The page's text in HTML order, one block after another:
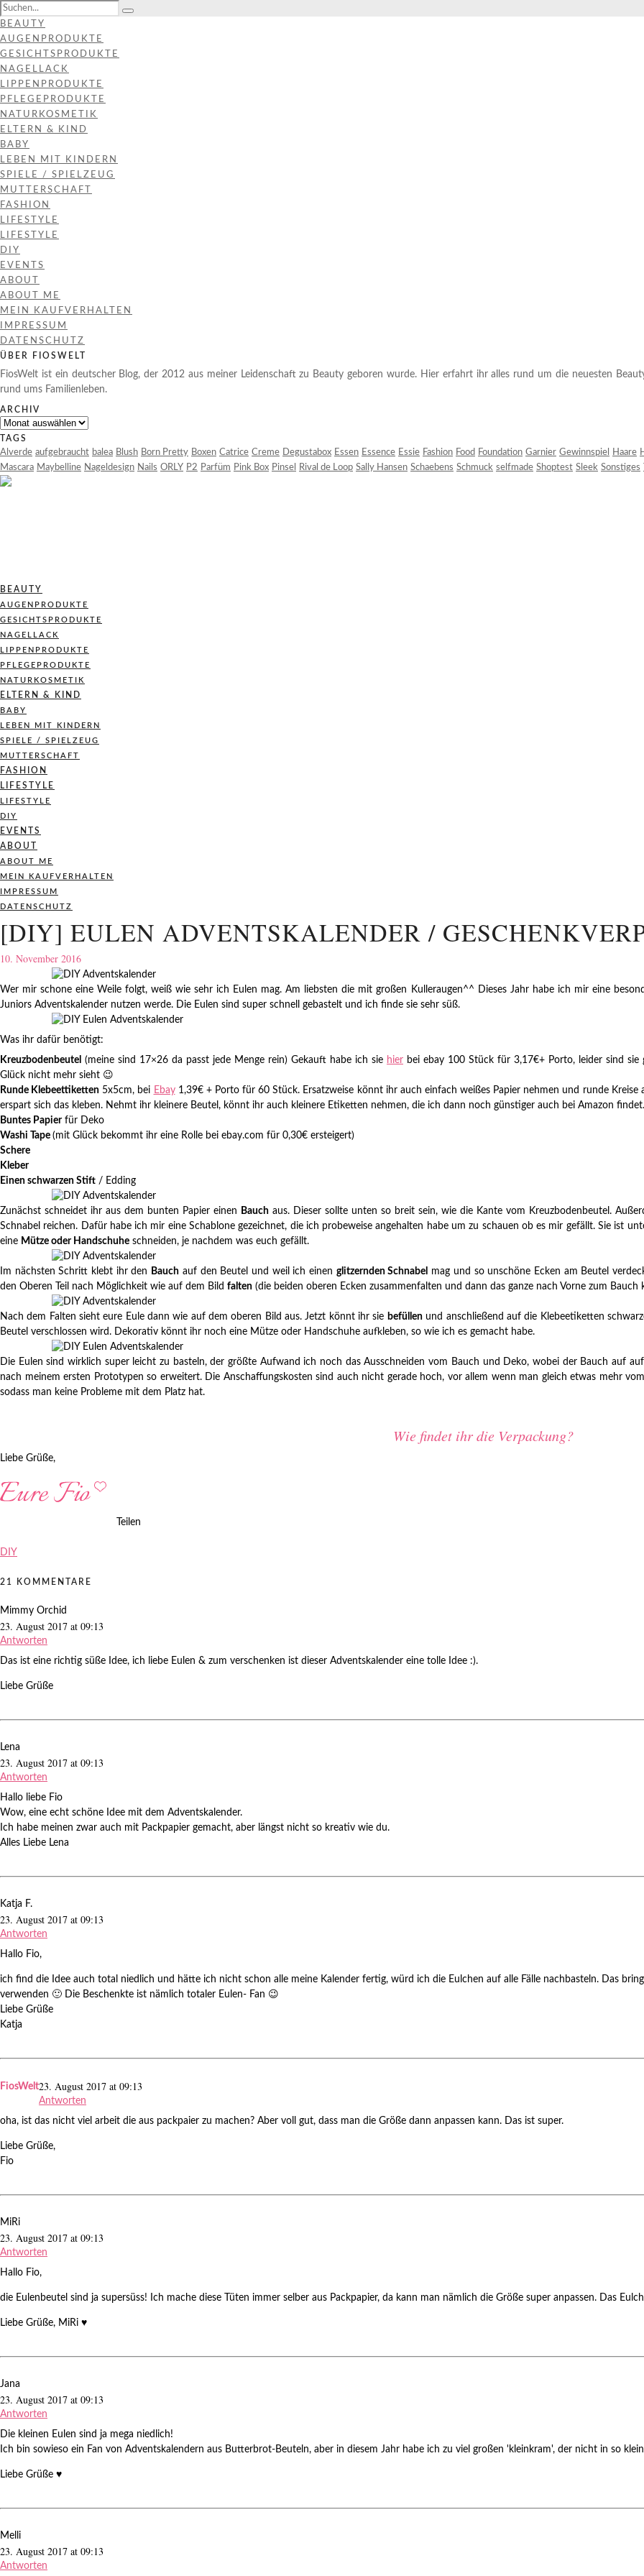
BEAUTY
AUGENPRODUKTE
GESICHTSPRODUKTE
NAGELLACK
LIPPENPRODUKTE
PFLEGEPRODUKTE
NATURKOSMETIK
ELTERN & KIND
BABY
LEBEN MIT KINDERN
SPIELE / SPIELZEUG
MUTTERSCHAFT
FASHION
LIFESTYLE
LIFESTYLE
DIY
EVENTS
ABOUT
ABOUT ME
MEIN KAUFVERHALTEN
IMPRESSUM
DATENSCHUTZ
ÜBER FIOSWELT
FiosWelt ist ein deutscher Blog, der 2012 aus meiner Leidenschaft zu Beauty geboren wurde. Hier erfahrt ihr alles rund um die neuesten
rund ums Familienleben.
ARCHIV
Archiv
TAGS
Alverde aufgebraucht balea Blush Born Pretty Boxen Catrice Creme Degustabox Essen Essence Essie Fashion Food Foundation Garnier Gewinnspiel Haare
Mascara Maybelline Nageldesign Nails ORLY P2 Parfüm Pink Box Pinsel Rival de Loop Sally Hansen Schaebens Schmuck selfmade Shoptest Sleek Sonstiges
BEAUTY
AUGENPRODUKTE
GESICHTSPRODUKTE
NAGELLACK
LIPPENPRODUKTE
PFLEGEPRODUKTE
NATURKOSMETIK
ELTERN & KIND
BABY
LEBEN MIT KINDERN
SPIELE / SPIELZEUG
MUTTERSCHAFT
FASHION
LIFESTYLE
LIFESTYLE
DIY
EVENTS
ABOUT
ABOUT ME
MEIN KAUFVERHALTEN
IMPRESSUM
DATENSCHUTZ
[DIY] EULEN ADVENTSKALENDER /
10. November 2016
Wer mir schone eine Weile folgt, weiß wie sehr ich Eulen mag. Am liebsten die mit großen Kulleraugen^^ Dieses Jahr habe ich mir eine
Juniors Adventskalender nutzen werde. Die Eulen sind super schnell gebastelt und ich finde sie sehr süß.
Was ihr dafür benötigt:
Kreuzbodenbeutel (meine sind 17×26 da passt jede Menge rein) Gekauft habe ich sie hier bei ebay 100 Stück für 3,17€+ Porto, leider sind
Glück nicht mehr sieht 😉
Runde Klebeettiketten 5x5cm, bei Ebay1,39€ + Porto für 60 Stück. Ersatzweise könnt ihr auch einfach weißes Papier nehmen und runde Kreise
erspart sich das kleben. Nehmt ihr kleinere Beutel, könnt ihr auch kleinere Etiketten nehmen, die ich dann noch günstiger auch bei Amazon findet.
Buntes Papierfür Deko
Washi Tape (mit Glück bekommt ihr eine Rolle bei ebay.com für 0,30€ ersteigert)
Schere
Kleber
Einen schwarzen Stift / Edding
Zunächst schneidet ihr aus dem bunten Papier einen Bauch aus. Dieser sollte unten so breit sein, wie die Kante vom Kreuzbodenbeutel.
Schnabel reichen. Dafür habe ich mir eine Schablone gezeichnet, die ich probeweise angehalten habe um zu schauen ob es mir gefällt. Sie ist
eine Mütze oder Handschuhe schneiden, je nachdem was euch gefällt.
Im nächsten Schritt klebt ihr den Bauch auf den Beutel und weil ich einen glitzernden Schnabel
mag und so unschöne Ecken am Beutel
den Oberen Teil nach Möglichkeit wie auf dem Bild falten (die beiden oberen Ecken zusammenfalten und dann das ganze nach Vorne zum Bauch
Nach dem Falten sieht eure Eule dann wie auf dem oberen Bild aus. Jetzt könnt ihr sie befüllenund anschließend auf die Klebeetiketten
Beutel verschlossen wird. Dekorativ könnt ihr noch eine Mütze oder Handschuhe aufkleben, so wie ich es gemacht habe.
Die Eulen sind wirklich super leicht zu basteln, der größte Aufwand ich noch das Ausschneiden vom Bauch und Deko, wobei der Bauch auf
nach meinem ersten Prototypen so erweitert. Die Anschaffungskosten sind auch nicht gerade hoch, vor allem wenn man gleich etwas mehr
sodass man keine Probleme mit dem Platz hat.
Wie findet ihr die Verpackung?
Liebe Grüße,
Teilen
DIY
21 KOMMENTARE
Mimmy Orchid
23. August 2017 at 09:13
Antworten
Das ist eine richtig süße Idee, ich liebe Eulen & zum verschenken ist dieser Adventskalender eine tolle Idee :).
Liebe Grüße
Lena
23. August 2017 at 09:13
Antworten
Hallo liebe Fio
Wow, eine echt schöne Idee mit dem Adventskalender.
Ich habe meinen zwar auch mit Packpapier gemacht, aber längst nicht so kreativ wie du.
Alles Liebe Lena
Katja F.
23. August 2017 at 09:13
Antworten
Hallo Fio,
ich find die Idee auch total niedlich und hätte ich nicht schon alle meine Kalender fertig, würd ich die Eulchen auf alle Fälle nachbasteln. Das
verwenden 🙂 Die Beschenkte ist nämlich totaler Eulen- Fan 😉
Liebe Grüße
Katja
FiosWelt23. August 2017 at 09:13
Antworten
oha, ist das nicht viel arbeit die aus packpaier zu machen? Aber voll gut, dass man die Größe dann anpassen kann. Das ist super.
Liebe Grüße,
Fio
MiRi
23. August 2017 at 09:13
Antworten
Hallo Fio,
die Eulenbeutel sind ja supersüss! Ich mache diese Tüten immer selber aus Packpapier, da kann man nämlich die Größe super anpassen. Das
Liebe Grüße, MiRi ♥
Jana
23. August 2017 at 09:13
Antworten
Die kleinen Eulen sind ja mega niedlich!
Ich bin sowieso ein Fan von Adventskalendern aus Butterbrot-Beuteln, aber in diesem Jahr habe ich zu viel großen 'kleinkram', der nicht in so
Liebe Grüße ♥
Melli
23. August 2017 at 09:13
Antworten